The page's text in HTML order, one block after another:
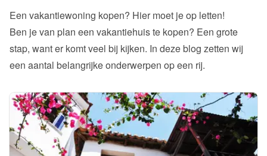
Een vakantiewoning kopen? Hier moet je op letten!
Ben je van plan een vakantiehuis te kopen? Een grote
stap, want er komt veel bij kijken. In deze blog zetten wij
een aantal belangrijke onderwerpen op een rij.